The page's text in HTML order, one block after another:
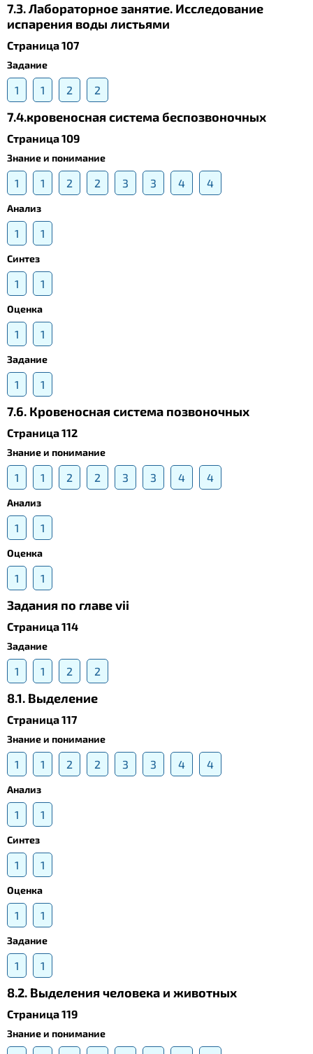
7.3. Лабораторное занятие. Исследование
испарения воды листьями
Страница 107
Задание
1 1 2 2
7.4.кровеносная система беспозвоночных
Страница 109
Знание и понимание
1 1 2 2 3 3 4 4
Анализ
1 1
Синтез
1 1
Оценка
1 1
Задание
1 1
7.6. Кровеносная система позвоночных
Страница 112
Знание и понимание
1 1 2 2 3 3 4 4
Анализ
1 1
Оценка
1 1
Задания по главе vii
Страница 114
Задание
1 1 2 2
8.1. Выделение
Страница 117
Знание и понимание
1 1 2 2 3 3 4 4
Анализ
1 1
Синтез
1 1
Оценка
1 1
Задание
1 1
8.2. Выделения человека и животных
Страница 119
Знание и понимание